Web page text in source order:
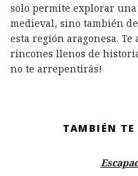
solo permite explorar
medieval, sino también
esta región aragonesa.
rincones llenos de
no te arrepentirás!
TAMBIÉN TE